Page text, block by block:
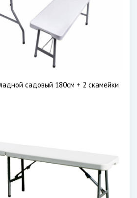
садовый 180см + 2 скамейки